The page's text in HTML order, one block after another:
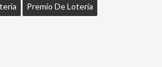
Premio De Lotería